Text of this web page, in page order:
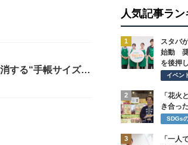
する“手帳サイズ・
人気記事ラ
1
スタバ
始動 奨
を後押し
イベン
2
「花火
き合っ
SDGs
3
「一人